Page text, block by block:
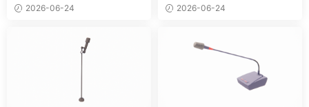
2026-06-24 2026-06-24